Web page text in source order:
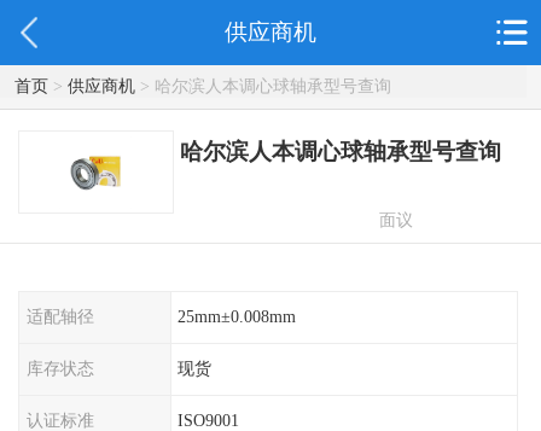
供应商机
首页> 供应商机> 哈尔滨人本调心球轴承型号查询
哈尔滨人本调心球轴承型号查询
面议
适配轴径 25mm±0.008mm
库存状态 现货
认证标准 ISO9001